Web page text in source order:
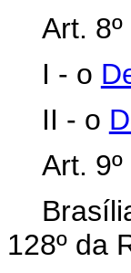
Art.
I - o
II - o
Art.
128º da